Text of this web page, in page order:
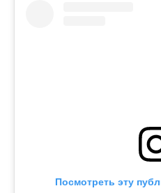
Посмотреть эту